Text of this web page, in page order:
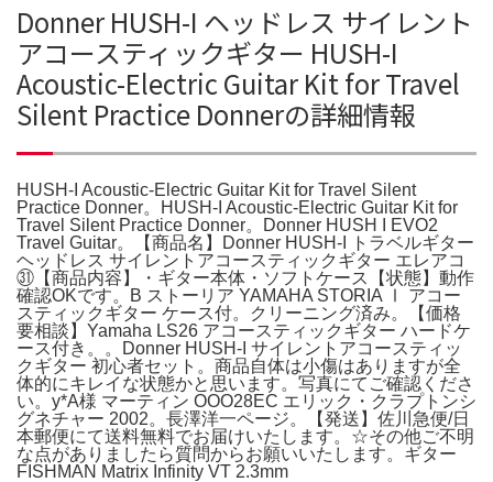
Donner HUSH-I ヘッドレス サイレント
アコースティックギター HUSH-I
Acoustic-Electric Guitar Kit for Travel
Silent Practice Donnerの詳細情報
HUSH-I Acoustic-Electric Guitar Kit for Travel Silent
Practice Donner。HUSH-I Acoustic-Electric Guitar Kit for
Travel Silent Practice Donner。Donner HUSH I EVO2
Travel Guitar。【商品名】Donner HUSH-I トラベルギター
ヘッドレス サイレントアコースティックギター エレアコ
㉛【商品内容】・ギター本体・ソフトケース【状態】動作
確認OKです。B ストーリア YAMAHA STORIA Ⅰ アコー
スティックギター ケース付。クリーニング済み。【価格
要相談】Yamaha LS26 アコースティックギター ハードケ
ース付き。。Donner HUSH-I サイレントアコースティッ
クギター 初心者セット。商品自体は小傷はありますが全
体的にキレイな状態かと思います。写真にてご確認くださ
い。y*A様 マーティン OOO28EC エリック・クラプトンシ
グネチャー 2002。長澤洋一ページ。【発送】佐川急便/日
本郵便にて送料無料でお届けいたします。☆その他ご不明
な点がありましたら質問からお願いいたします。ギター
FISHMAN Matrix Infinity VT 2.3mm